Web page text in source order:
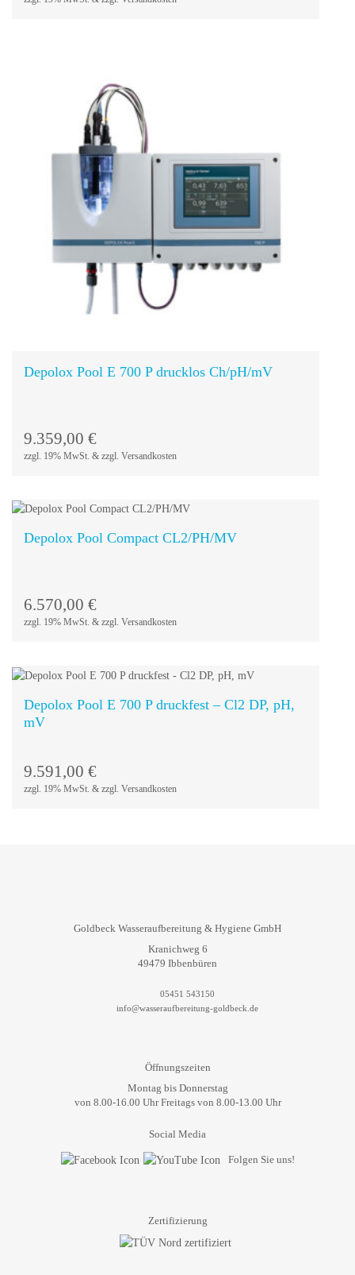
Depolox Pool E 700 P drucklos Ch/pH/mV
9.359,00 €
zzgl. 19% MwSt. & zzgl. Versandkosten
In den
Warenkorb
Depolox Pool Compact CL2/PH/MV
6.570,00 €
zzgl. 19% MwSt. & zzgl. Versandkosten
Depolox Pool E 700 P druckfest – Cl2 DP, pH,
mV
9.591,00 €
zzgl. 19% MwSt. & zzgl. Versandkosten
Goldbeck Wasseraufbereitung & Hygiene GmbH
Kranichweg 6
49479 Ibbenbüren
05451 543150
info@wasseraufbereitung-goldbeck.de
Öffnungszeiten
Montag bis Donnerstag
von 8.00-16.00 Uhr Freitags von 8.00-13.00 Uhr
Social Media
Folgen Sie uns!
Zertifizierung